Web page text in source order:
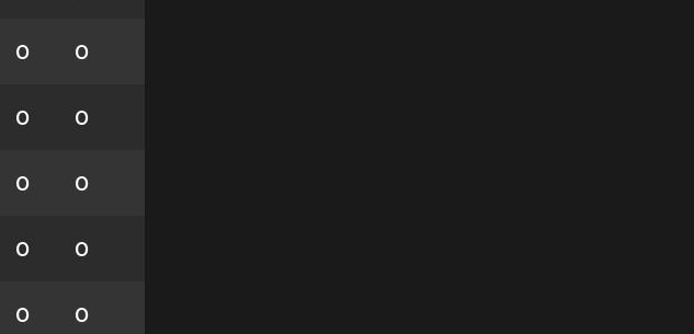
0 0
0 0
0 0
0 0
0 0